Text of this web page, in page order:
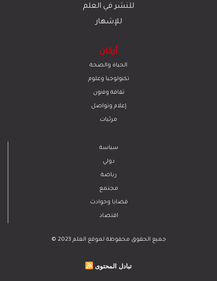
للنشر في العلم
للإشهار
أركان
الحياة والصحة
تكنولوجيا وعلوم
ﺛﻘﺎﻓﺔ وﻓﻧون
إعلام وتواصل
مرئيات
سياسة
دولي
رياضة
مجتمع
قضايا وحوادث
اقتصاد
© 2023 جميع الحقوق محفوظة لموقع العلم
تبادل المحتوى